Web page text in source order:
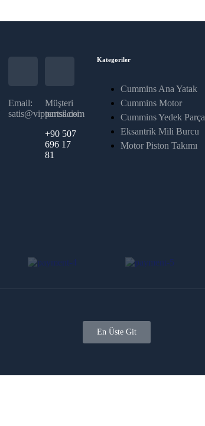
Email:
satis@vippartss.com
Müşteri
temsilcisi:
+90 507
696 17
81
Kategoriler
Cummins Ana Yatak
Cummins Motor
Cummins Yedek Parça
Eksantrik Mili Burcu
Motor Piston Takımı
En Üste Git